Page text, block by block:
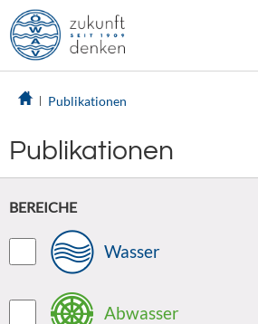
Publikationen
Publikationen
BEREICHE
Wasser
Abwasser